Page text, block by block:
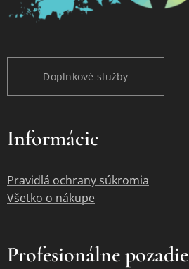
Doplnkové služby
Informácie
Pravidlá ochrany súkromia
Všetko o nákupe
Profesionálne pozadie